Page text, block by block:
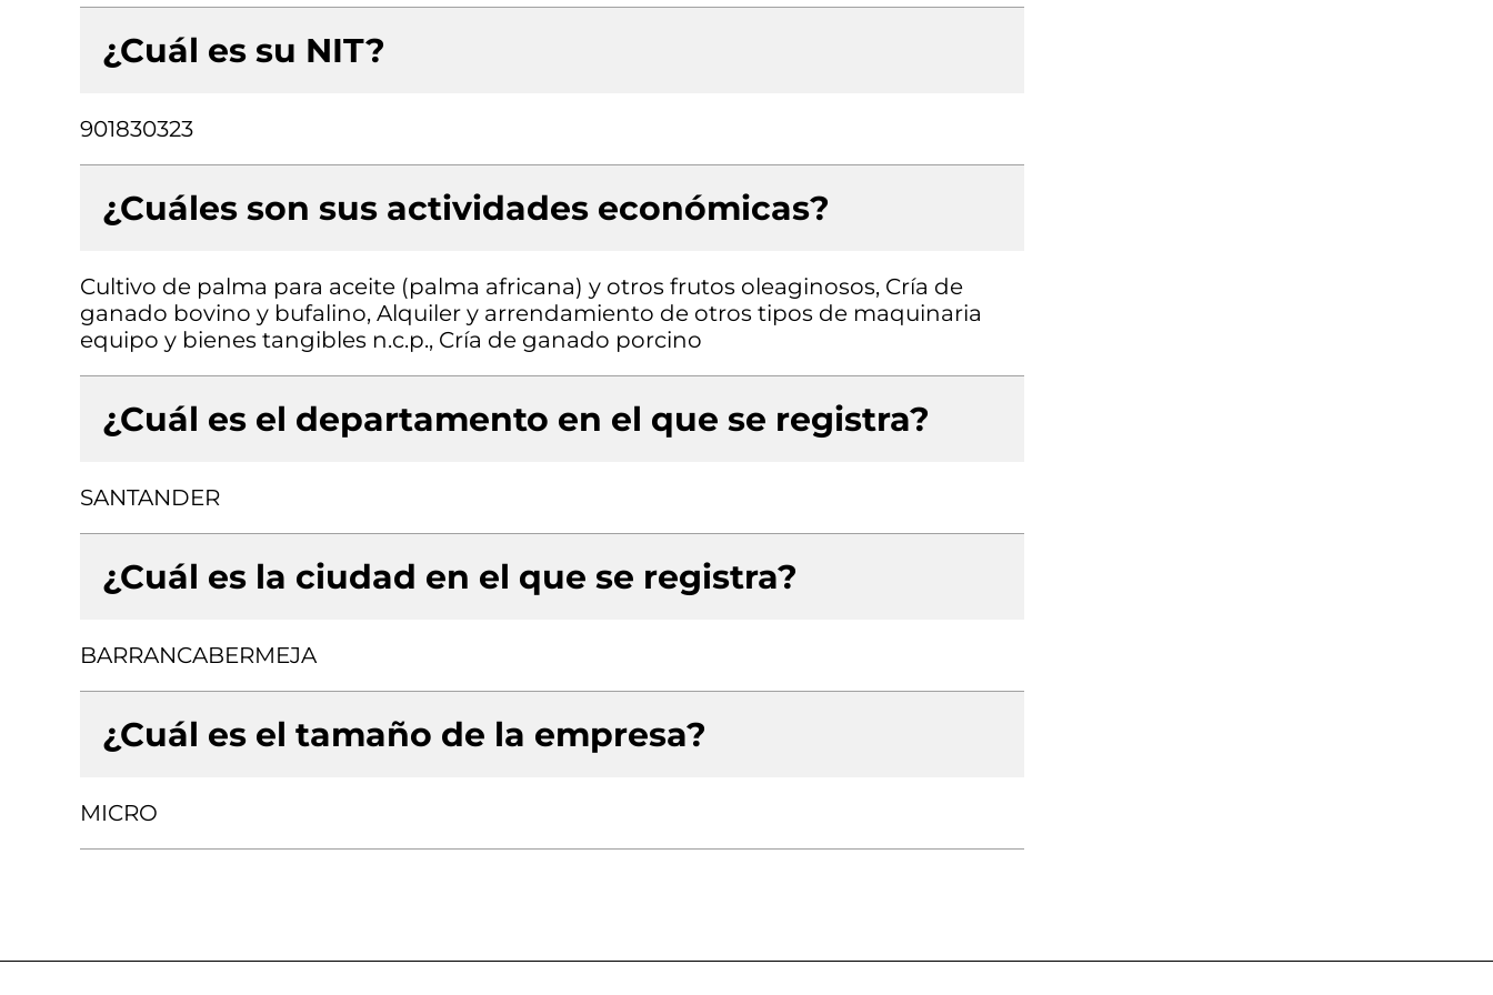
¿Cuál es su NIT?
901830323
¿Cuáles son sus actividades económicas?
Cultivo de palma para aceite (palma africana) y otros frutos oleaginosos, Cría de
ganado bovino y bufalino, Alquiler y arrendamiento de otros tipos de maquinaria
equipo y bienes tangibles n.c.p., Cría de ganado porcino
¿Cuál es el departamento en el que se registra?
SANTANDER
¿Cuál es la ciudad en el que se registra?
BARRANCABERMEJA
¿Cuál es el tamaño de la empresa?
MICRO